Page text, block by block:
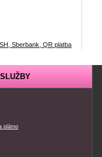
plátno